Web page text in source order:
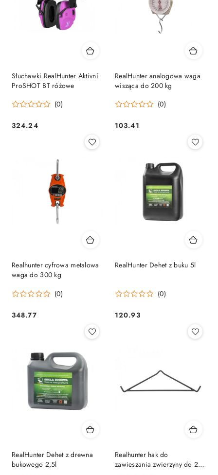
Słuchawki RealHunter Aktivní
ProSHOT BT różowe
(0)
Cena:
324.24
RealHunter analogowa waga
wisząca do 200 kg
(0)
Cena:
103.41
Realhunter cyfrowa metalowa
waga do 300 kg
(0)
Cena:
348.77
RealHunter Dehet z buku 5l
(0)
Cena:
120.93
RealHunter Dehet z drewna
bukowego 2,5l
Realhunter hak do
zawieszania zwierzyny do 225